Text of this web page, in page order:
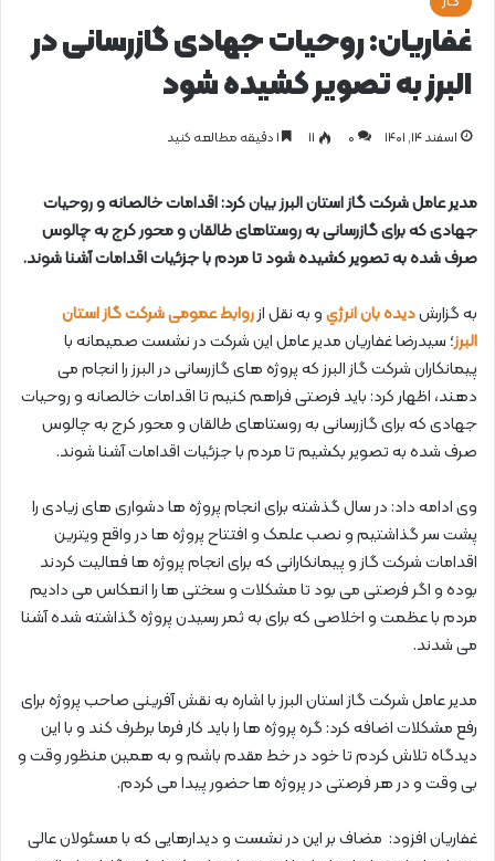
غفاریان: روحیات جهادی گازرسانی در
البرز به تصویر کشیده شود
اسفند ۱۴, ۱۴۰۱ 0 ۱۱
مدیر عامل شرکت گاز استان البرز بیان کرد: اقدامات خالصانه و روحیات
جهادی که برای گازرسانی به روستاهای طالقان و محور کرج به چالوس
صرف شده به تصویر کشیده شود تا مردم با جزئیات اقدامات آشنا شوند.
به گزارشدیده بان انرژيو به نقل ازروابط عمومی شرکت گاز استان
البرز؛ سیدرضا غفاریان مدیر عامل این شرکت در نشست صمیمانه با
پیمانکاران شرکت گاز البرز که پروژه های گازرسانی در البرز را انجام می
دهند، اظهار کرد: باید فرصتی فراهم کنیم تا اقدامات خالصانه و روحیات
جهادی که برای گازرسانی به روستاهای طالقان و محور کرج به چالوس
صرف شده به تصویر بکشیم تا مردم با جزئیات اقدامات آشنا شوند.
وی ادامه داد: در سال گذشته برای انجام پروژه ها دشواری های زیادی را
پشت سر گذاشتیم و نصب علمک و افتتاح پروژه ها در واقع ویترین
اقدامات شرکت گاز و پیمانکارانی که برای انجام پروژه ها فعالیت کردند
بوده و اگر فرصتی می بود تا مشکلات و سختی ها را انعکاس می دادیم
مردم با عظمت و اخلاصی که برای به ثمر رسیدن پروژه گذاشته شده آشنا
می شدند.
مدیر عامل شرکت گاز استان البرز با اشاره به نقش آفرینی صاحب پروژه برای
رفع مشکلات اضافه کرد: گره پروژه ها را باید کار فرما برطرف کند و با این
دیدگاه تلاش کردم تا خود در خط مقدم باشم و به همین منظور وقت و
بی وقت و در هر فرصتی در پروژه ها حضور پیدا می کردم.
غفاریان افزود: مضاف بر این در نشست و دیدارهایی که با مسئولان عالی